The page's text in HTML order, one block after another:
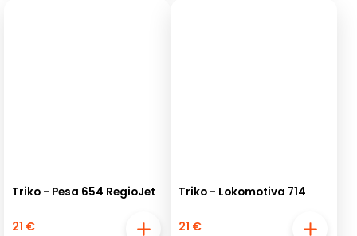
Triko - Pesa 654 RegioJet
21 €
Triko - Lokomotiva 714
21 €